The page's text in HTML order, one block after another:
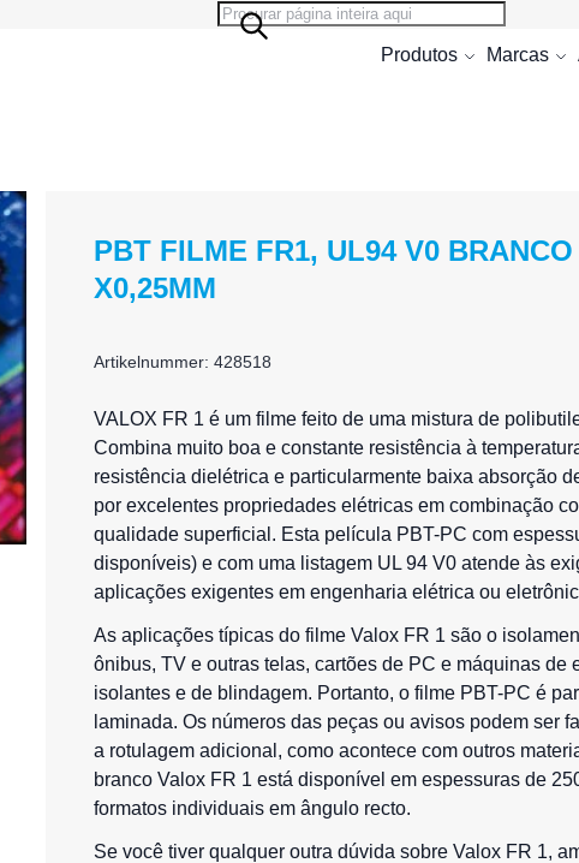
Search
Search
Produtos Marcas
PBT FILME FR1, UL94 V0
X0,25MM
Artikelnummer: 428518
VALOX FR 1 é um filme feito de uma mistura de
Combina muito boa e constante resistência à
resistência dielétrica e particularmente baixa absorção
por excelentes propriedades elétricas em combinação
qualidade superficial. Esta película PBT-PC com
disponíveis) e com uma listagem UL 94 V0 atende às
aplicações exigentes em engenharia elétrica ou
As aplicações típicas do filme Valox FR 1 são o
ônibus, TV e outras telas, cartões de PC e máquinas
isolantes e de blindagem. Portanto, o filme PBT-PC é
laminada. Os números das peças ou avisos podem ser
a rotulagem adicional, como acontece com outros
branco Valox FR 1 está disponível em espessuras de
formatos individuais em ângulo recto.
Se você tiver qualquer outra dúvida sobre Valox FR 1,